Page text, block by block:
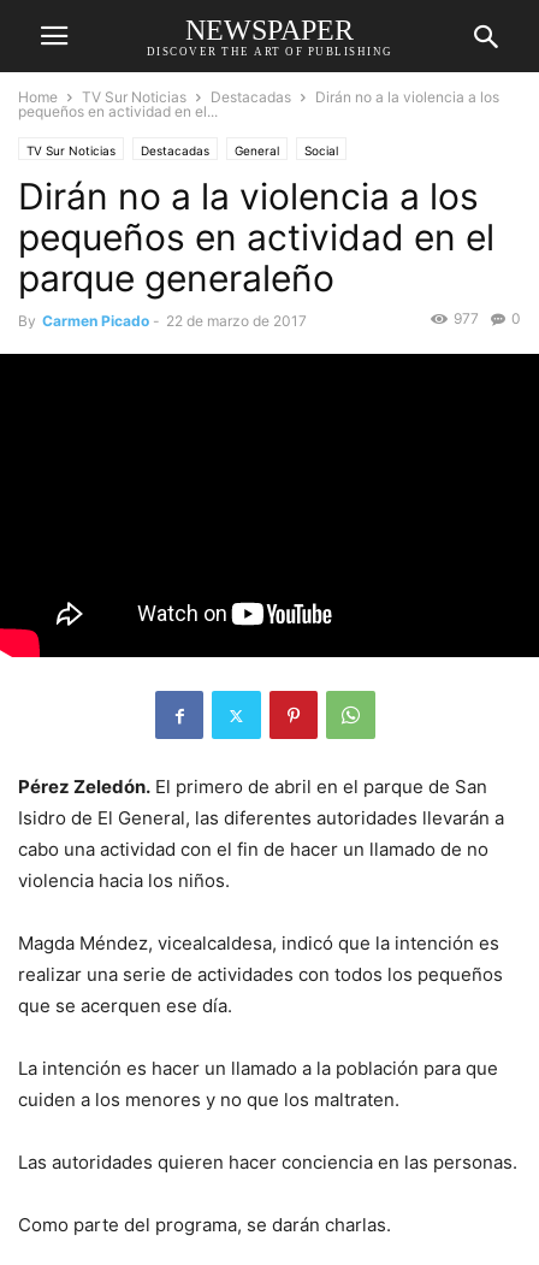
NEWSPAPER
DISCOVER THE ART OF PUBLISHING
Home TV Sur Noticias Destacadas
Dirán no a la violencia a los
pequeños en actividad en el...
TV Sur Noticias Destacadas General Social
Dirán no a la violencia a los
pequeños en actividad en el
parque generaleño
By Carmen Picado - 22 de marzo de 2017 0
977
Pérez Zeledón. El primero de abril en el parque de San
Isidro de El General, las diferentes autoridades llevarán a
cabo una actividad con el fin de hacer un llamado de no
violencia hacia los niños.
Magda Méndez, vicealcaldesa, indicó que la intención es
realizar una serie de actividades con todos los pequeños
que se acerquen ese día.
La intención es hacer un llamado a la población para que
cuiden a los menores y no que los maltraten.
Las autoridades quieren hacer conciencia en las personas.
Como parte del programa, se darán charlas.